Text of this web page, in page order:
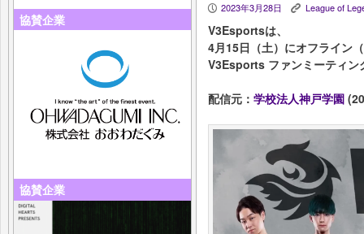
協賛企業
協賛企業
P 2023年3月28日 K League of
V3Esportsは、
4月15日（土）にオフライン
V3Esports ファンミーティン
配信元： 学校法人神戸学園